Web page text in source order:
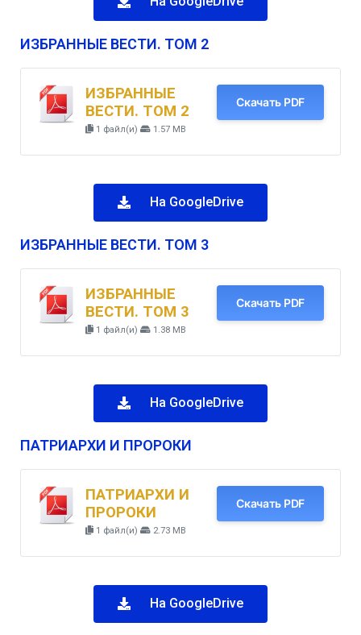
ИЗБРАННЫЕ ВЕСТИ. ТОМ 2
ИЗБРАННЫЕ
ВЕСТИ. ТОМ 2
1 файл(и) 1.57 MB
Скачать PDF
На GoogleDrive
ИЗБРАННЫЕ ВЕСТИ. ТОМ 3
ИЗБРАННЫЕ
ВЕСТИ. ТОМ 3
1 файл(и) 1.38 MB
Скачать PDF
На GoogleDrive
ПАТРИАРХИ И ПРОРОКИ
ПАТРИАРХИ И
ПРОРОКИ
1 файл(и) 2.73 MB
Скачать PDF
На GoogleDrive